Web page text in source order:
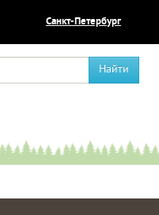
Санкт-Петербург
Найти